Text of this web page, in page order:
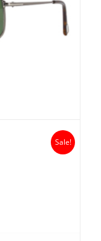
Sale!